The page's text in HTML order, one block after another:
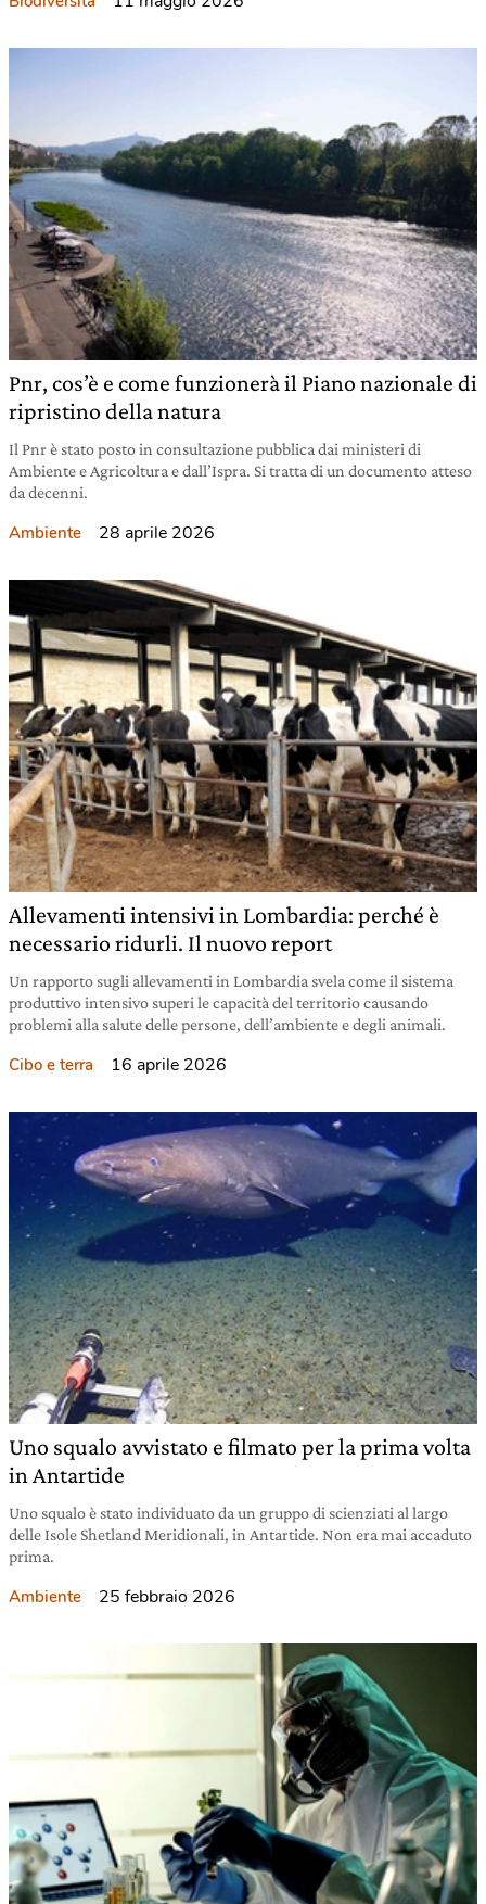
Pnr, cos’è e come funzionerà il Piano nazionale di
ripristino della natura
Il Pnr è stato posto in consultazione pubblica dai ministeri di
Ambiente e Agricoltura e dall’Ispra. Si tratta di un documento atteso
da decenni.
Ambiente 28 aprile 2026
Allevamenti intensivi in Lombardia: perché è
necessario ridurli. Il nuovo report
Un rapporto sugli allevamenti in Lombardia svela come il sistema
produttivo intensivo superi le capacità del territorio causando
problemi alla salute delle persone, dell’ambiente e degli animali.
Cibo e terra 16 aprile 2026
Uno squalo avvistato e filmato per la prima volta
in Antartide
Uno squalo è stato individuato da un gruppo di scienziati al largo
delle Isole Shetland Meridionali, in Antartide. Non era mai accaduto
prima.
Ambiente 25 febbraio 2026